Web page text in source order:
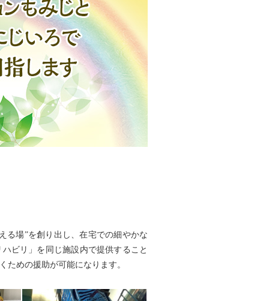
る場”を創り出し、在宅での細やかな
ビリ」を同じ施設内で提供すること
ための援助が可能になります。